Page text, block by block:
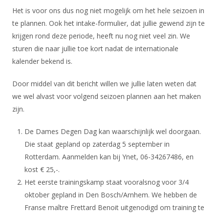
Historie
Commissies
Ereleden
Leden van Verdiensten
Vacatures
Bondsbureau
Formulieren
Alle Verenigingen
Reglementen
Materiaal
Schermpaspoort
Rolstoelschermen
Wedstrijdkalender
KNAS Keurmerk
NK's
JPT
JEC
Veteranenwedstrijden
Wedstrijdorganisatie
Atletencommissie
Internationale aanmeldingen
Voor coaches en leraren
Nieuws
Nationale opleidingen
Internationale opleidingen
Leraar
Scheidsrechterslijst
Scheidsrechter Documentatie
Opleidingen
Tuchtzaken
Het is voor ons dus nog niet mogelijk om het hele seizoen in
te plannen. Ook het intake-formulier, dat jullie gewend zijn te
krijgen rond deze periode, heeft nu nog niet veel zin. We
sturen die naar jullie toe kort nadat de internationale
kalender bekend is.
Door middel van dit bericht willen we jullie laten weten dat
we wel alvast voor volgend seizoen plannen aan het maken
zijn.
De Dames Degen Dag kan waarschijnlijk wel doorgaan.
Die staat gepland op zaterdag 5 september in
Rotterdam. Aanmelden kan bij Ynet, 06-34267486, en
kost € 25,-.
Het eerste trainingskamp staat vooralsnog voor 3/4
oktober gepland in Den Bosch/Arnhem. We hebben de
Franse maître Frettard Benoit uitgenodigd om training te